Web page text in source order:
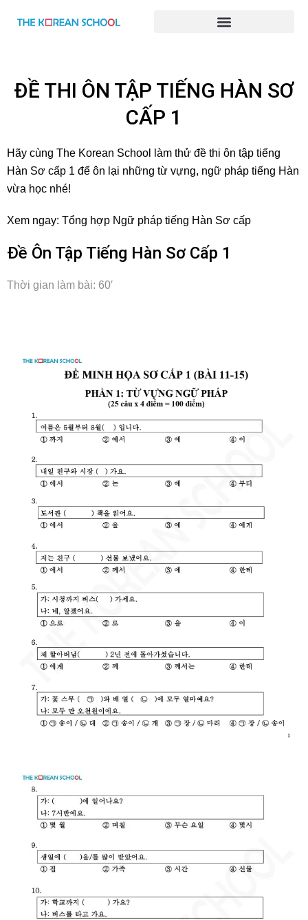
ĐỀ THI ÔN TẬP TIẾNG HÀN SƠ
CẤP 1
Hãy cùng The Korean School làm thử đề thi ôn tập tiếng
Hàn Sơ cấp 1 để ôn lại những từ vựng, ngữ pháp tiếng Hàn
vừa học nhé!
Xem ngay: Tổng hợp Ngữ pháp tiếng Hàn Sơ cấp
Đề Ôn Tập Tiếng Hàn Sơ Cấp 1
Thời gian làm bài: 60′